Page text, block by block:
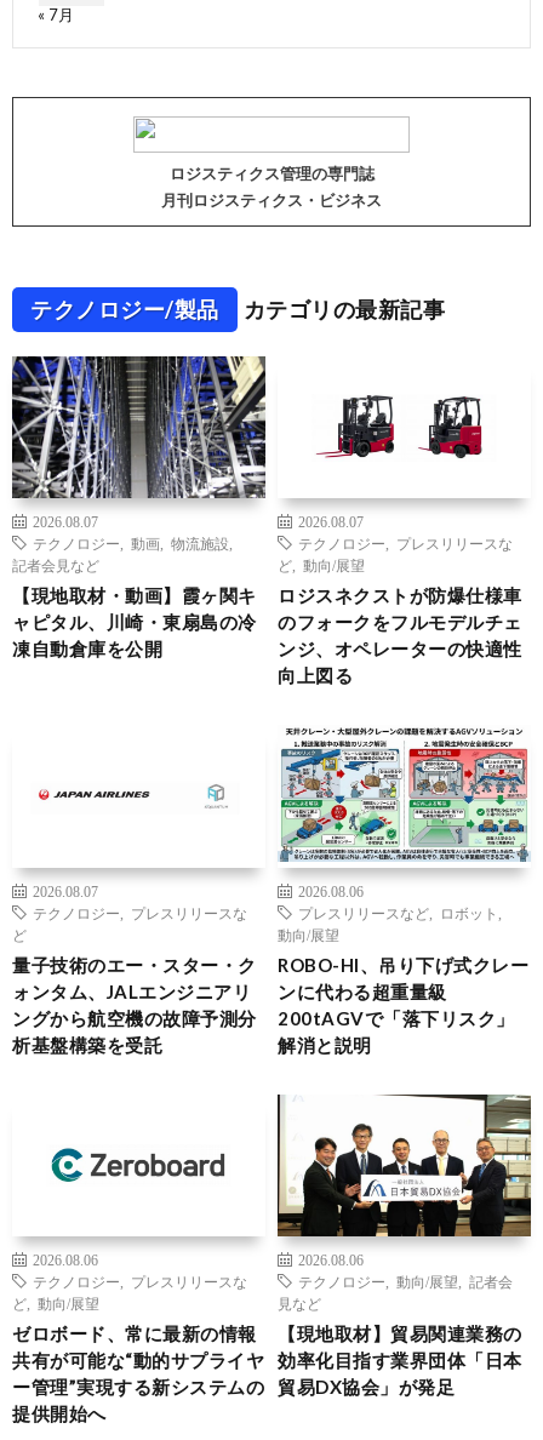
« 7月
ロジスティクス管理の専門誌
月刊ロジスティクス・ビジネス
テクノロジー/製品 カテゴリの最新記事
2026.08.07
テクノロジー
動画 物流施設
記者会見など
【現地取材・動画】霞ヶ関キ
ャピタル、川崎・東扇島の冷
凍自動倉庫を公開
2026.08.07
テクノロジー
プレスリリースな
ど
動向/展望
ロジスネクストが防爆仕様車
のフォークをフルモデルチェ
ンジ、オペレーターの快適性
向上図る
2026.08.07
テクノロジー
プレスリリースな
ど
量子技術のエー・スター・ク
ォンタム、JALエンジニアリ
ングから航空機の故障予測分
析基盤構築を受託
2026.08.06
プレスリリースなど
ロボット
動向/展望
ROBO-HI、吊り下げ式クレー
ンに代わる超重量級
200tAGVで「落下リスク」
解消と説明
2026.08.06
テクノロジー
プレスリリースな
ど
動向/展望
ゼロボード、常に最新の情報
共有が可能な“動的サプライヤ
ー管理”実現する新システムの
提供開始へ
2026.08.06
テクノロジー
動向/展望
記者会
見など
【現地取材】貿易関連業務の
効率化目指す業界団体「日本
貿易DX協会」が発足